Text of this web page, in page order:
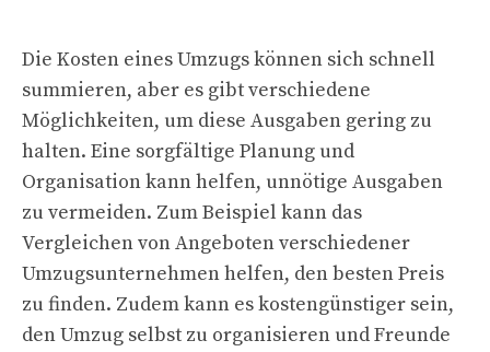
Die Kosten eines Umzugs können sich schnell
summieren, aber es gibt verschiedene
Möglichkeiten, um diese Ausgaben gering zu
halten. Eine sorgfältige Planung und
Organisation kann helfen, unnötige Ausgaben
zu vermeiden. Zum Beispiel kann das
Vergleichen von Angeboten verschiedener
Umzugsunternehmen helfen, den besten Preis
zu finden. Zudem kann es kostengünstiger sein,
den Umzug selbst zu organisieren und Freunde